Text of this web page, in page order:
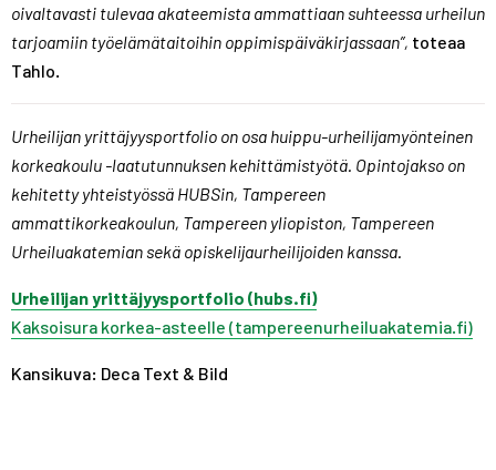
oivaltavasti tulevaa akateemista ammattiaan suhteessa urheilun
tarjoamiin työelämätaitoihin oppimispäiväkirjassaan”, toteaa
Tahlo.
Urheilijan yrittäjyysportfolio on osa huippu-urheilijamyönteinen
korkeakoulu -laatutunnuksen kehittämistyötä. Opintojakso on
kehitetty yhteistyössä HUBSin, Tampereen
ammattikorkeakoulun, Tampereen yliopiston, Tampereen
Urheiluakatemian sekä opiskelijaurheilijoiden kanssa.
Urheilijan yrittäjyysportfolio (hubs.fi)
Kaksoisura korkea-asteelle (tampereenurheiluakatemia.fi)
Kansikuva: Deca Text & Bild